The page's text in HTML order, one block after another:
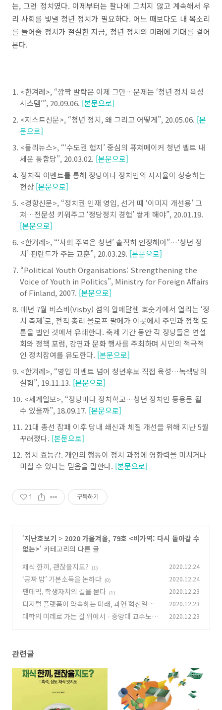
는,그런 정치였다. 이제부터는 찰나에 그치지 않고 계속해서 우
리 사회를 빛낼 청년 정치가 필요하다. 어느 때보다도 내 목소리
를 들어줄 정치가 절실한 지금, 청년 정치의 미래에 기대를 걸어
본다.
<한겨레>, “깜짝 발탁은 이제 그만…문제는 ‘청년 정치 육성
시스템’”, 20.09.06. [본문으로]
<지스트신문>, “청년 정치, 왜 그리고 어떻게”, 20.05.06. [본
문으로]
<폴리뉴스>, “‘수도권 험지’중심의 퓨쳐메이커 청년 벨트 내
세운 통합당”, 20.03.02. [본문으로]
정치적 이벤트를 통해 정당이나 정치인의 지지율이 상승하는
현상 [본문으로]
<경향신문>, “정치권 인재 영입, 선거 때 ‘이미지 개선용’그
쳐…전문성 키워주고 ‘정당정치 경험’ 쌓게 해야”, 20.01.19.
[본문으로]
<한겨레>, “‘사회 주역은 청년’솔직히 인정해야”…‘청년 정
치’ 핀란드가 주는 교훈”, 20.03.29. [본문으로]
“Political Youth Organisations: Strengthening the
Voice of Youth in Politics”, Ministry for Foreign Affairs
of Finland, 2007. [본문으로]
매년 7월 비스비(Visby) 섬의 알메달렌 호숫가에서 열리는 ‘정
치 축제’로, 전직 총리 올로프 팔메가 이곳에서 주민과 정책 토
론을 벌인 것에서 유래한다. 축제 기간 동안 각 정당들은 연설
회와 정책 포럼, 강연과 문화 행사를 주최하며 시민의 적극적
인 정치참여를 유도한다. [본문으로]
<한겨레>, “영입 이벤트 넘어 청년후보 직접 육성…녹색당의
실험”, 19.11.13. [본문으로]
<세계일보>, “정당마다 정치학교…청년 정치인 등용문 될
수 있을까”, 18.09.17. [본문으로]
21대 총선 참패 이후 당내 쇄신과 체질 개선을 위해 지난5월
꾸려졌다. [본문으로]
정치 효능감. 개인의 행동이 정치 과정에 영향력을 미치거나
미칠 수 있다는 믿음을 말한다. [본문으로]
1 구독하기
'지난호보기 > 2020 가을겨울, 79호 <비가역: 다시 돌아갈 수
없는>' 카테고리의 다른 글
채식 한끼, 괜찮을지도?
(1) 2020.12.24
‘공짜 밥’ 기본소득을 논하다 (0) 2020.12.24
팬데믹, 학생자치의 길을 묻다 (1) 2020.12.23
디지털 플랫폼이 약속하는 미래, 과연 혁신일까
(0)
2020.12.23
대학의 미래로 가는 길 위에서 - 중앙대 교수노동
2020.12.23
관련글